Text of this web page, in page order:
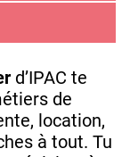
d’IPAC te
de
location,
à tout. Tu